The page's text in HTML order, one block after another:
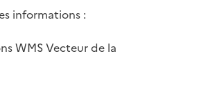
informations :
WMS Vecteur de la